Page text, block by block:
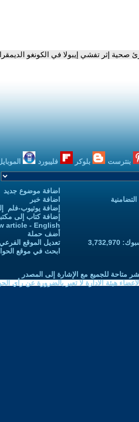
صحية إثر تفشي إيبولا في الكونغو
بنترست بلوكر فليبورد
اضافة موضوع جديد
اضافة خبر
إضافة يوتيوب-فلم
إضافة كتاب إلى
article - English
أضف حملة
تعديل الموقع
ابحث في موقع
متاحة للجميع مع الإشارة إلى المصدر
هيئة الادارة لا تعبر بالضرورة عن رأي